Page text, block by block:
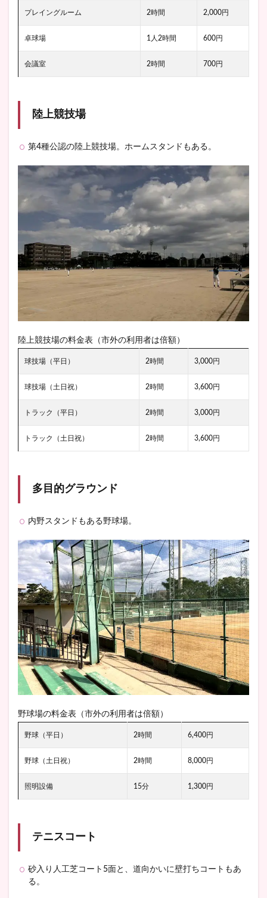
プレイングルーム 2時間 2,000円
卓球場 1人2時間 600円
会議室 2時間 700円
陸上競技場
第4種公認の陸上競技場。ホームスタンドもある。
陸上競技場の料金表（市外の利用者は倍額）
球技場（平日） 2時間 3,000円
球技場（土日祝） 2時間 3,600円
トラック（平日） 2時間 3,000円
トラック（土日祝） 2時間 3,600円
多目的グラウンド
内野スタンドもある野球場。
野球場の料金表（市外の利用者は倍額）
野球（平日） 2時間 6,400円
野球（土日祝） 2時間 8,000円
照明設備 15分 1,300円
テニスコート
砂入り人工芝コート5面と、道向かいに壁打ちコートもあ
る。